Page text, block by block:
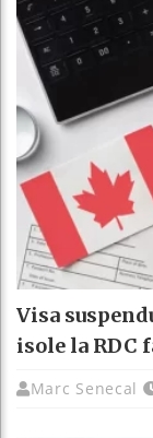
Visa
isole la RDC
Marc Senecal